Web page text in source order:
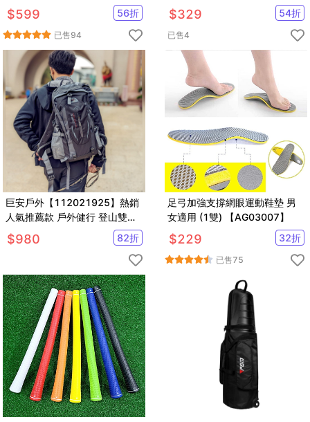
$599 56折
已售94
裝備【SV9682】
$329 54折
已售4
巨安戶外【112021925】熱銷
人氣推薦款 戶外健行 登山雙肩
後背包
$980 82折
足弓加強支撐網眼運動鞋墊 男
女適用 (1雙) 【AG03007】
$229 32折
已售75